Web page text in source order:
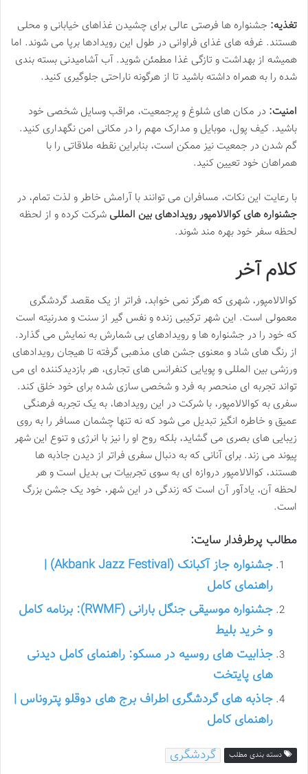
تغذیه: جشنواره ها فرصتی عالی برای چشیدن غذاهای خیابانی و محلی
هستند. غرفه های غذای فراوانی در طول این رویدادها برپا می شوند. اما
همیشه از بهداشت و تازگی غذا مطمئن شوید. آب آشامیدنی بسته بندی
شده را به همراه داشته باشید تا از هرگونه ناراحتی جلوگیری کنید.
امنیت: در مکان های شلوغ و پرجمعیت، مراقب وسایل شخصی خود
باشید. کیف پول، موبایل و مدارک مهم را در مکانی امن نگهداری کنید.
گم شدن در جمعیت نیز ممکن است، بنابراین نقطه ملاقاتی را با
همراهان خود تعیین کنید.
با رعایت این نکات، مسافران می توانند با آرامش خاطر و لذت تمام، در
جشنواره های کوالالامپور رویدادهای بین المللی شرکت کرده و از لحظه
لحظه سفر خود بهره مند شوند.
کلام آخر
کوالالامپور، شهری که هرگز نمی خوابد، فراتر از یک مقصد گردشگری
معمولی است. این شهر ترکیبی زنده و نفس گیر از سنت و مدرنیته است
که خود را در جشنواره ها و رویدادهای بی شمارش به نمایش می گذارد.
از رنگ های شاد و معنوی جشن های مذهبی گرفته تا هیجان رویدادهای
ورزشی بین المللی و پویایی کنفرانس های تجاری، هر بازدیدکننده ای می
تواند تجربه ای منحصر به فرد و شخصی سازی شده برای خود خلق کند.
سفری به کوالالامپور، با شرکت در این رویدادها، به یک تجربه فرهنگی
عمیق و خاطره انگیز تبدیل می شود که نه تنها چشمان مسافر را به روی
زیبایی های بصری می گشاید، بلکه روح او را نیز با انرژی و تنوع این شهر
پیوند می زند. برای آنانی که به دنبال سفری فراتر از دیدن جاذبه ها
هستند، کوالالامپور دروازه ای به سوی تجربیات بی بدیل است و هر
لحظه آن، یادآور آن است که زندگی در این شهر، خود یک جشن بزرگ
است.
مطالب پرطرفدار سایت:
جشنواره جاز آکبانک (Akbank Jazz Festival) |
راهنمای کامل
جشنواره موسیقی جنگل بارانی (RWMF): برنامه کامل
و خرید بلیط
جذابیت های روسیه در مسکو: راهنمای کامل دیدنی
های پایتخت
جاذبه های گردشگری اطراف برج های دوقلو پتروناس |
راهنمای کامل
دسته بندی مطلب گردشگری